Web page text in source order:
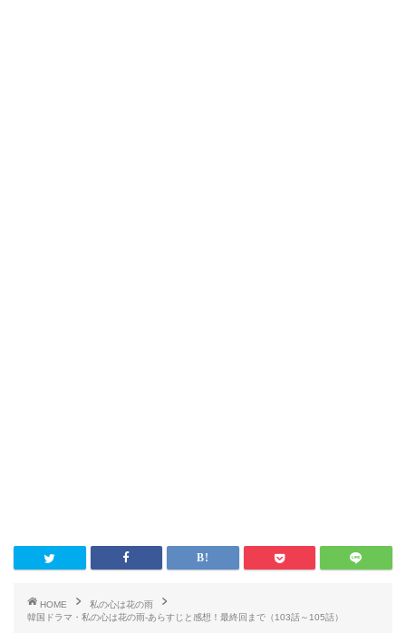
HOME
私の心は花の雨
韓国ドラマ・私の心は花の雨-あらすじと感想！最終回まで（103話～105話）